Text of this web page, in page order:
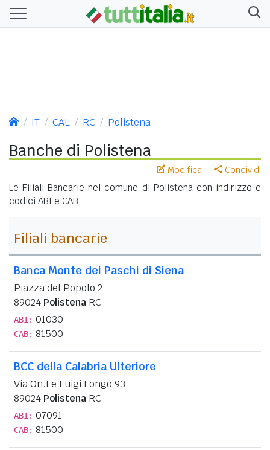
IT CAL RC Polistena
Banche di Polistena
Modifica Condividi
Le Filiali Bancarie nel comune di Polistena con indirizzo e
codici ABI e CAB.
Filiali bancarie
Banca Monte dei Paschi di Siena
Piazza del Popolo 2
89024 Polistena RC
ABI: 01030
CAB: 81500
BCC della Calabria Ulteriore
Via On.Le Luigi Longo 93
89024 Polistena RC
ABI: 07091
CAB: 81500